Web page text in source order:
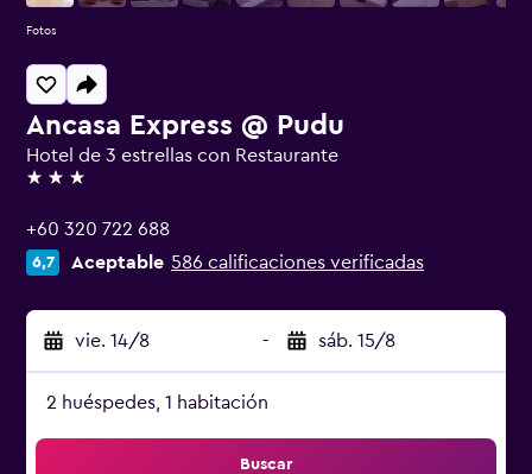
Ancasa Express @ Pudu
Hotel de 3 estrellas con Restaurante
3 estrellas
+60 320 722 688
6,7 Aceptable 586 calificaciones verificadas
vie. 14/8 - sáb. 15/8
2 huéspedes, 1 habitación
Buscar
Fotos